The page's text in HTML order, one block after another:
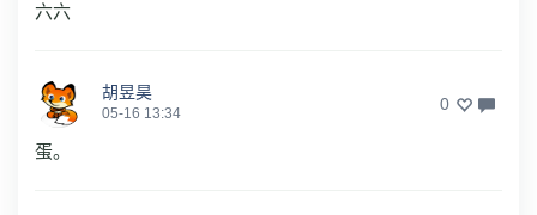
六六
胡昱昊
05-16 13:34 0
蛋。